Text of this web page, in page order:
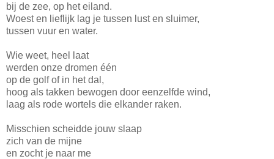
bij de zee, op het eiland.
Woest en lieflijk lag je tussen lust en sluimer,
tussen vuur en water.
Wie weet, heel laat
werden onze dromen één
op de golf of in het dal,
hoog als takken bewogen door eenzelfde wind,
laag als rode wortels die elkander raken.
Misschien scheidde jouw slaap
zich van de mijne
en zocht je naar me